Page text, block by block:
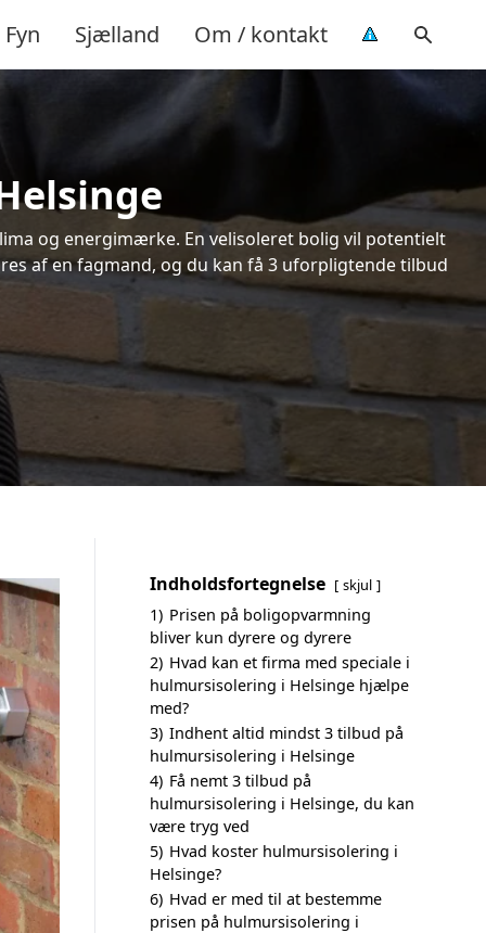
Fyn Sjælland Om / kontakt
og energimærke. En velisoleret bolig vil potentielt
af en fagmand, og du kan få 3 uforpligtende tilbud
Indholdsfortegnelse skjul
1) Prisen på boligopvarmning
bliver kun dyrere og dyrere
2) Hvad kan et firma med speciale i
hulmursisolering i Helsinge hjælpe
med?
3) Indhent altid mindst 3 tilbud på
hulmursisolering i Helsinge
4) Få nemt 3 tilbud på
hulmursisolering i Helsinge, du kan
være tryg ved
5) Hvad koster hulmursisolering i
Helsinge?
6) Hvad er med til at bestemme
prisen på hulmursisolering i